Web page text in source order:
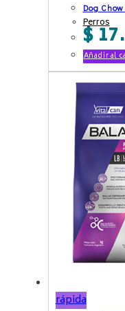
Dog
Perros
$
Añadir al
rápida